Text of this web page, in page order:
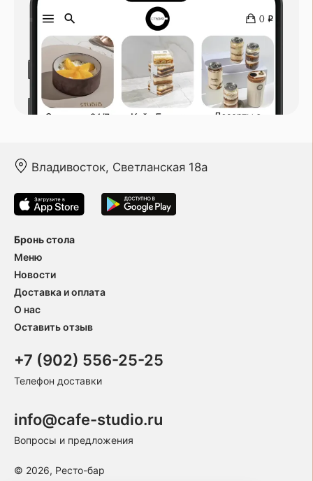
Владивосток, Светланская 18а
Бронь стола
Меню
Новости
Доставка и оплата
О нас
Оставить отзыв
+7 (902) 556-25-25
Телефон доставки
info@cafe-studio.ru
Вопросы и предложения
© 2026, Ресто-бар